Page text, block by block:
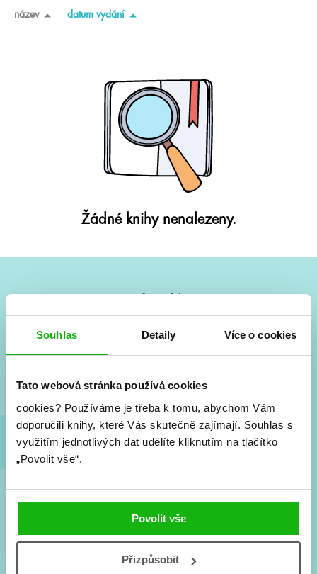
Souhlas Detaily Více o cookies
Tato webová stránka používá cookies
cookies? Používáme je třeba k tomu, abychom Vám
doporučili knihy, které Vás skutečně zajímají. Souhlas s
využitím jednotlivých dat udělíte kliknutím na tlačítko
„Povolit vše“.
Povolit vše
Přizpůsobit
název datum vydání
Žádné knihy nenalezeny.
Vše kolem #youngadult každý měsíc rovnou do mailu!
a seriálové adaptace a další.
Souhlasím spodmínkami zpracování osobních údajů
Tvá e-mailová adresa je u nás v bezpečí. Přečti si